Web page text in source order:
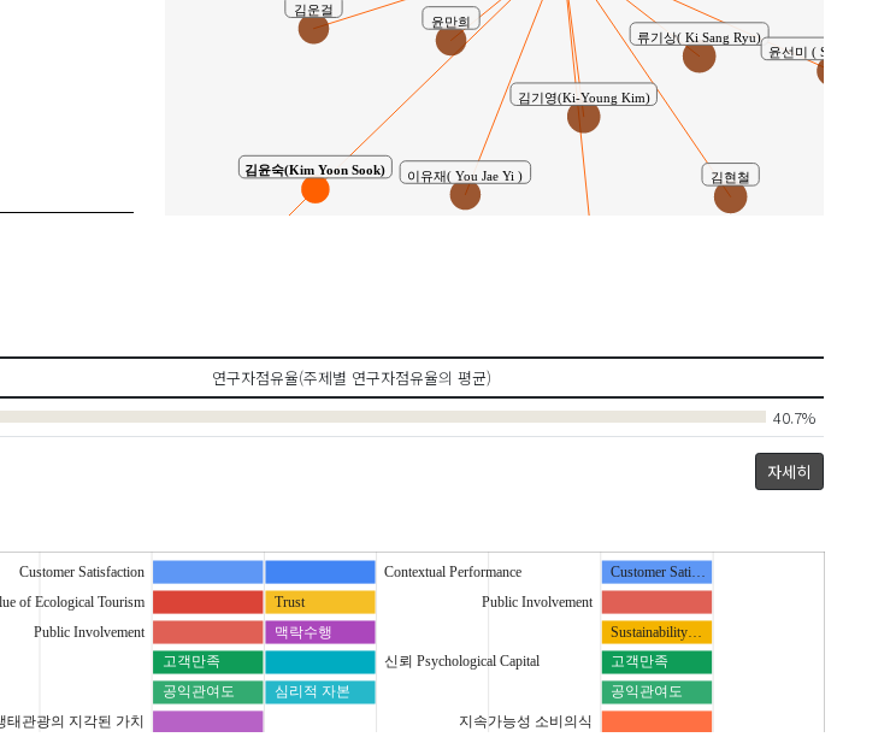
김기영(Ki-Young Kim)
김운걸
김현철
류기상( Ki Sang Ryu)
윤만희
윤선미 ( Sun Mi Yun )
이유재( You Jae Yi )
김윤숙(Kim Yoon Sook)
연구자점유율(주제별 연구자점유율의 평균)
40.7%
자세히
Contextual Performance
Customer Satisfaction
Customer Sati…
of Ecological Tourism
Public Involvement
Public Involvement
Sustainability…
Trust
고객만족
고객만족
공익관여도
공익관여도
맥락수행
태관광의 지각된 가치
신뢰 Psychological Capital
심리적 자본
지속가능성 소비의식